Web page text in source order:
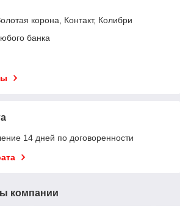
корона, Контакт, Колибри
банка
14 дней по договоренности
компании